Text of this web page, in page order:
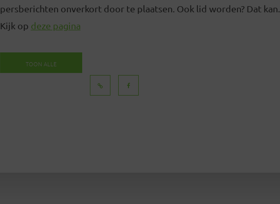
persberichten onverkort door te plaatsen. Ook lid worden? Dat kan.
Kijk op deze pagina
TOON ALLE